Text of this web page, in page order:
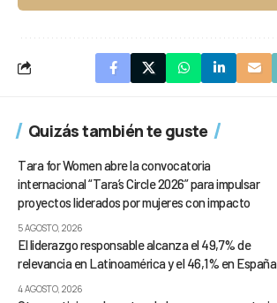
Quizás también te guste
Tara for Women abre la convocatoria
internacional “Tara’s Circle 2026” para impulsar
proyectos liderados por mujeres con impacto
5 AGOSTO, 2026
El liderazgo responsable alcanza el 49,7% de
relevancia en Latinoamérica y el 46,1% en España
4 AGOSTO, 2026